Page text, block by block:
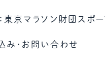
東京マラソン財団スポー
み・お問い合わせ